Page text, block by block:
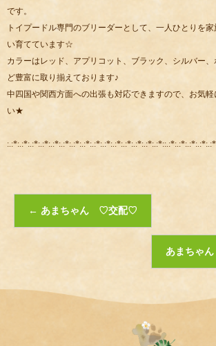
です。
トイプードル専門のブリーダーとして、一人ひとりを
い育てています☆
カラーはレッド、アプリコット、ブラック、シルバー
ど豊富に取り揃えております♪
中四国や関西方面への出張も対応できますので、お気
い★
← あまちゃん ♡交配♡
あまちゃ